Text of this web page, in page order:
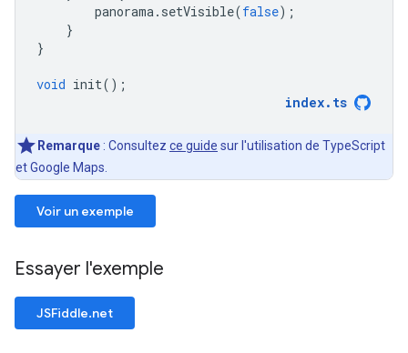
panorama. setVisible(false);
}
}
void init();
index. ts
Remarque : Consultez ce guide sur l'utilisation de TypeScript
et Google Maps.
Voir un exemple
Essayer l'exemple
JSFiddle.net